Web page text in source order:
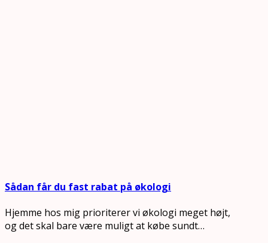
Sådan får du fast rabat på økologi
Hjemme hos mig prioriterer vi økologi meget højt,
og det skal bare være muligt at købe sundt…